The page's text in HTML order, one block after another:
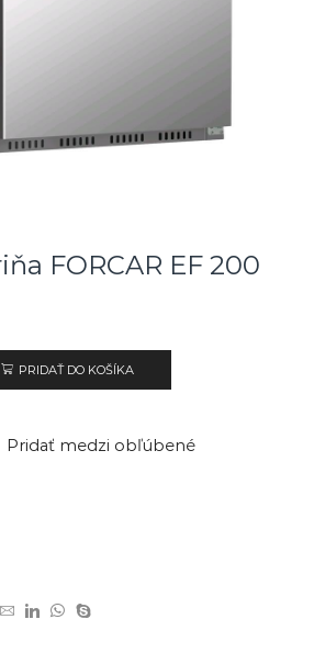
FORCAR EF 200
PRIDAŤ DO KOŠÍKA
Pridať medzi obľúbené